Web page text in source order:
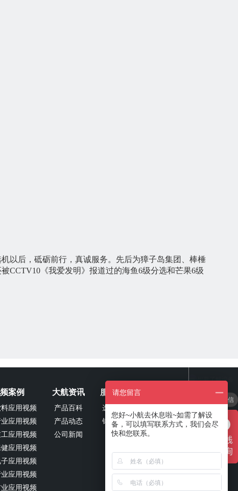
以后，砥砺前行，真诚服务。先后为獐子岛集团、棒棰
CCTV10《我爱发明》报道过的海鱼6级分选和芒果6级
案例
应用视频
应用视频
应用视频
应用视频
应用视频
应用视频
应用视频
大航资讯
产品百科
产品动态
公司新闻
服务专区
选型报价
销售资询
企业文化
销售热线
咨询电话或微信
请您留言
您好~小航去休息啦~如需了解设
备，可以填写联系方式，我们会尽
快和您联系。